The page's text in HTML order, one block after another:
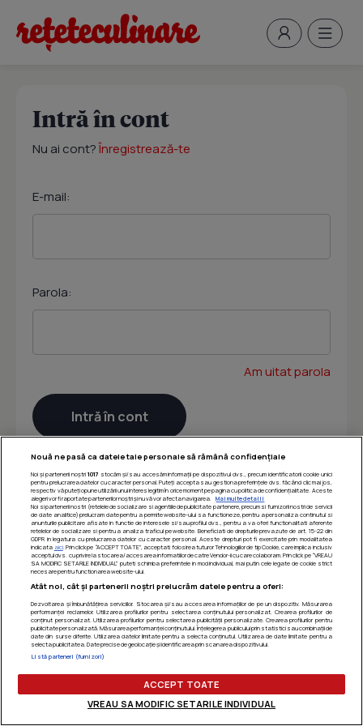
Intră în cont
Nu ai cont?Înregistrează-te
E-mail:
Parola:
Am uitat parola
Nouă ne pasă ca datele tale personale să rămână confidențiale
Noi și partenerii noștri 1017 stocăm și/sau accesăm informații pe dispozitivul dvs., precum identificatorii cookie unici
pentru prelucrarea datelor cu caracter personal. Puteți accepta sau gestiona preferințele dvs. făcând clic mai jos,
respectiv vă puteți opune utilizării unui interes legitim în orice moment pe pagina cu politica de confidențialitate. Aceste
alegeri vor fi raportate partenerilor noștri și nu vă vor afecta navigarea.
Mai multe detalii
Noi si partenerii nostri (retelele de socializare si agentiile de publicitate partenere, precum si furnizorii nostri de servicii
de date analitice) prelucram date pentru a permite website-ului sa functioneze, pentru a personaliza continutul si
anunturile publicitare afisate in functie de interesele si/sau profilul dvs., pentru a va oferi functionalitati aferente
retelelor de socializare si pentru a analiza traficul pe website. Beneficiati de drepturile prevazute de art. 15-22 din
GDPR in legatura cu prelucrarea datelor cu caracter personal. Aceste drepturi pot fi exercitate prin modalitatea
indicata aici. Prin click pe “ACCEPT TOATE”, acceptati folosirea tuturor Tehnologiilor de tip Cookie, care implica inclusiv
acceptul dvs. cu privire la stocarea/accesarea informatiilor de catre Vendor-ii cu care colaboram. Prin click pe “VREAU
SA MODIFIC SETARILE INDIVIDUAL” puteti schimba preferintele in mod individual, mai putin cele legate de cookie strict
necesare pentru functionarea website-ului.
Atât noi, cât și partenerii noștri prelucrăm datele pentru a oferi:
Dezvoltarea și îmbunătățirea serviciilor. Stocarea și/sau accesarea informațiilor de pe un dispozitiv. Măsurarea
performanței reclamelor. Utilizarea profilurilor pentru selectarea conținutului personalizat. Crearea profilurilor de
conținut personalizat. Utilizarea profilurilor pentru selectarea publicității personalizate. Crearea profilurilor pentru
publicitate personalizată. Măsurarea performanței conținutului. Înțelegerea publicului prin statistici sau combinații de
date din surse diferite. Utilizarea datelor limitate pentru a selecta conținutul. Utilizarea de date limitate pentru a
selecta publicitatea. Date precise de geolocație și identificarea prin scanarea dispozitivului.
Listă parteneri (furnizori)
ACCEPT TOATE
VREAU SA MODIFIC SETARILE INDIVIDUAL